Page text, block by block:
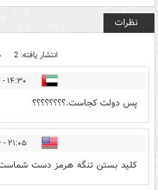
نظرات
انتشار یافته: 2
۱۴:۳۰ - ۱۳۹۸/۰۲/۱۶
پس دولت کجاست.؟؟؟؟؟؟؟؟
۲۱:۰۵ - ۱۳۹۸/۰۲/۱۶
کلید بستن تنگه هرمز دست شماست